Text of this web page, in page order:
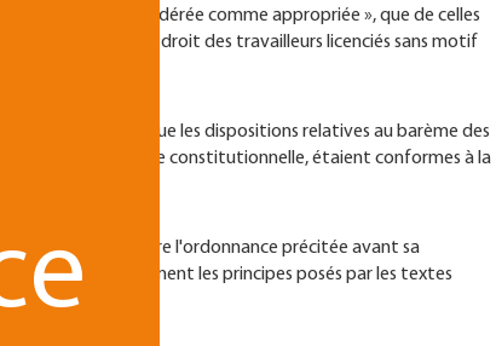
réparation considérée comme appropriée », que de celles
du « droit des travailleurs licenciés sans motif
».
avait décidé que les dispositions relatives au barème des
autre exigence constitutionnelle, étaient conformes à la
dirigée contre l'ordonnance précitée avant sa
pas notamment les principes posés par les textes